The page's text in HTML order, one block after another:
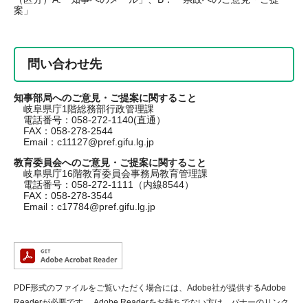
案」
問い合わせ先
知事部局へのご意見・ご提案に関すること
岐阜県庁1階総務部行政管理課
電話番号：058-272-1140(直通）
FAX：058-278-2544
Email： c11127@pref.gifu.lg.jp
教育委員会へのご意見・ご提案に関すること
岐阜県庁16階教育委員会事務局教育管理課
電話番号：058-272-1111（内線8544）
FAX：058-278-3544
Email： c17784@pref.gifu.lg.jp
PDF形式のファイルをご覧いただく場合には、Adobe社が提供するAdobe